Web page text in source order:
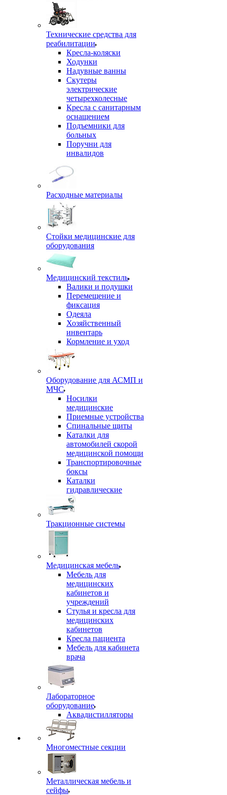
Технические средства для
реабилитации
Кресла-коляски
Ходунки
Надувные ванны
Скутеры
электрические
четырехколесные
Кресла с санитарным
оснащением
Подъемники для
больных
Поручни для
инвалидов
Расходные материалы
Стойки медицинские для
оборудования
Медицинский текстиль
Валики и подушки
Перемещение и
фиксация
Одеяла
Хозяйственный
инвентарь
Кормление и уход
Оборудование для АСМП и
МЧС
Носилки
медицинские
Приемные устройства
Спинальные щиты
Каталки для
автомобилей скорой
медицинской помощи
Транспортировочные
боксы
Каталки
гидравлические
Тракционные системы
Медицинская мебель
Мебель для
медицинских
кабинетов и
учреждений
Стулья и кресла для
медицинских
кабинетов
Кресла пациента
Мебель для кабинета
врача
Лабораторное
оборудование
Аквадистилляторы
Многоместные секции
Металлическая мебель и
сейфы